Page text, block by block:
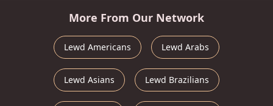
More From Our Network
Lewd Americans Lewd Arabs
Lewd Asians Lewd Brazilians